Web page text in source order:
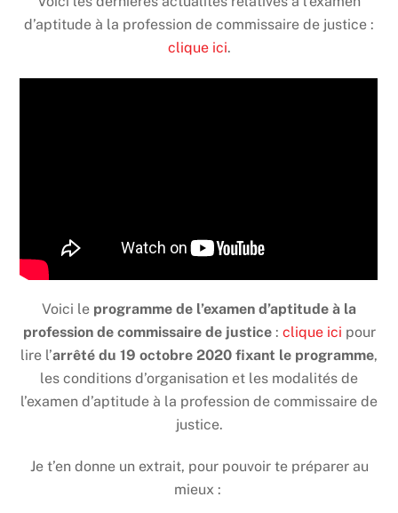
d’aptitude à la profession de commissaire de justice :
clique ici.
Voici le programme de l’examen d’aptitude à la
profession de commissaire de justice: clique ici pour
lire l’arrêté du 19 octobre 2020 fixant le programme,
les conditions d’organisation et les modalités de
l’examen d’aptitude à la profession de commissaire de
justice.
Je t’en donne un extrait, pour pouvoir te préparer au
mieux :